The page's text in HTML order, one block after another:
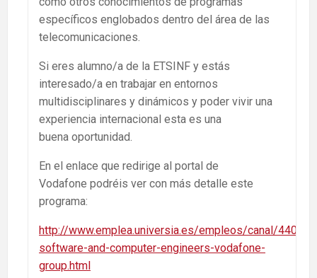
específicos englobados dentro del área de las
telecomunicaciones.
Si eres alumno/a de la ETSINF y estás
interesado/a en trabajar en entornos
multidisciplinares y dinámicos y poder vivir una
experiencia internacional esta es una
buena oportunidad.
En el enlace que redirige al portal de
Vodafone podréis ver con más detalle este
programa:
http://www.emplea.universia.es/empleos/canal/4405/
software-and-computer-engineers-vodafone-
group.html